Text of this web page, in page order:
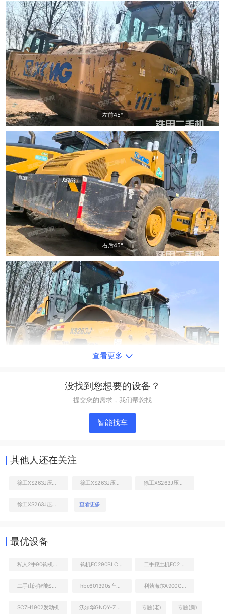
左前45°
右后45°
压路机前后车架
查看更多
没找到您想要的设备？
提交您的需求，我们帮您找
智能找车
其他人还在关注
徐工XS263J压路机 徐工XS263J压路机 徐工XS263J压路机
徐工XS263J压路机 查看更多
最优设备
hbc601390s车载泵
SC7H1902发动机 专题(老) 专题(新)